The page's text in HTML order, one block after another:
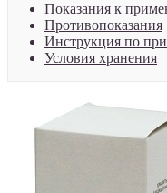
Показания к
Противопоказания
Инструкция по
Условия хранения